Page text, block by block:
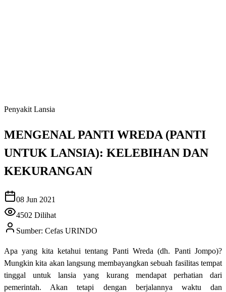
Penyakit Lansia
MENGENAL PANTI WREDA (PANTI
UNTUK LANSIA): KELEBIHAN DAN
KEKURANGAN
08 Jun 2021
4502 Dilihat
Sumber: Cefas URINDO
Apa yang kita ketahui tentang Panti Wreda (dh. Panti Jompo)?
Mungkin kita akan langsung membayangkan sebuah fasilitas tempat
tinggal untuk lansia yang kurang mendapat perhatian dari
pemerintah. Akan tetapi dengan berjalannya waktu dan